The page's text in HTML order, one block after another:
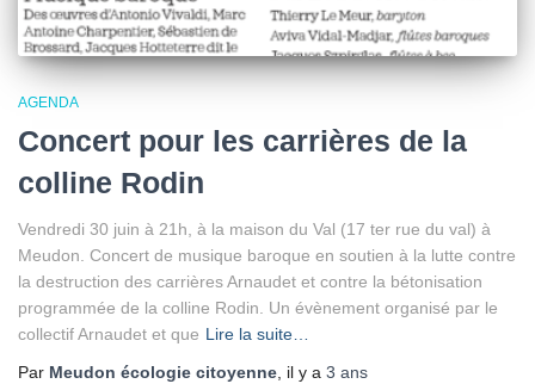
AGENDA
Concert pour les carrières de la
colline Rodin
Vendredi 30 juin à 21h, à la maison du Val (17 ter rue du val) à
Meudon. Concert de musique baroque en soutien à la lutte contre
la destruction des carrières Arnaudet et contre la bétonisation
programmée de la colline Rodin. Un évènement organisé par le
collectif Arnaudet et que Lire la suite…
Par Meudon écologie citoyenne , il y a 3 ans